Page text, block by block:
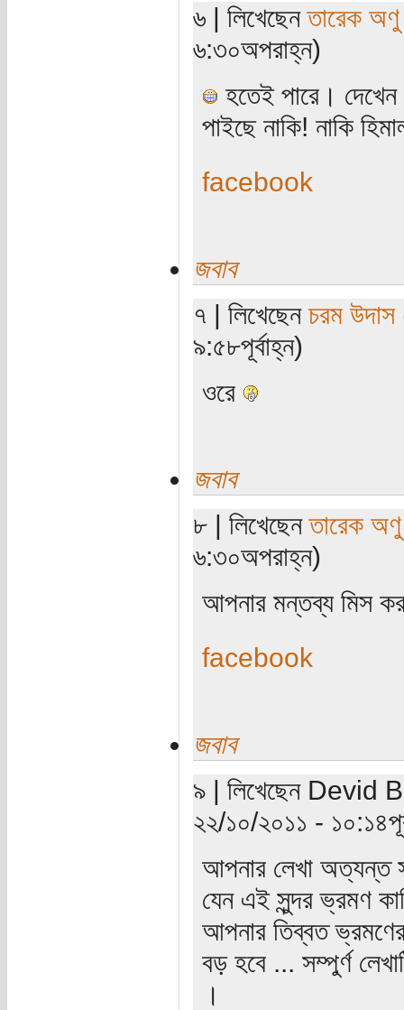
৬ | লিখেছেনতারেক অণু
৬:৩০অপরাহ্ন)
হতেই পারে।
পাইছে নাকি! নাকি
facebook
জবাব
৭ | লিখেছেন চরম উদাস
৯:৫৮পূর্বাহ্ন)
ওরে
জবাব
৮ | লিখেছেনতারেক অণু
৬:৩০অপরাহ্ন)
আপনার মন্তব্য মিস
facebook
জবাব
৯ | লিখেছেন Devid
২২/১০/২০১১ -
আপনার লেখা অত্যন্ত
যেন এই সুন্দর ভ্রমণ
আপনার তিব্বত
বড় হবে ... সম্পুর্ণ
।